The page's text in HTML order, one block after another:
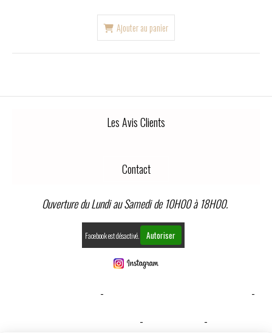
Ajouter au panier
Les Avis Clients
Contact
Ouverture du Lundi au Samedi de 10H00 à 18H00.
Facebook est désactivé. Autoriser